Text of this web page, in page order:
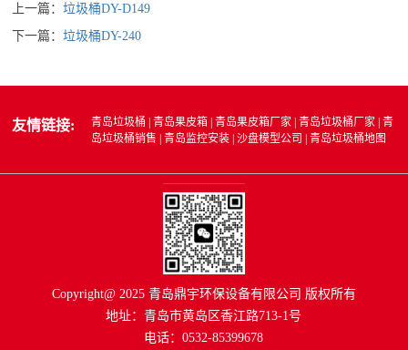
上一篇：垃圾桶DY-D149
下一篇：垃圾桶DY-240
友情链接: 青岛垃圾桶 |青岛果皮箱 |青岛果皮箱厂家 |青岛垃圾桶厂家 |青
岛垃圾桶销售 |青岛监控安装 |沙盘模型公司 |青岛垃圾桶地图
Copyright@ 2025 青岛鼎宇环保设备有限公司 版权所有
地址：青岛市黄岛区香江路713-1号
电话：0532-85399678